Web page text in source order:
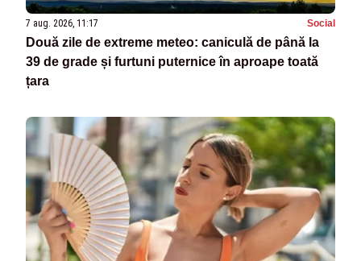
7 aug. 2026, 11:17 Social
Două zile de extreme meteo: caniculă de până la
39 de grade și furtuni puternice în aproape toată
țara